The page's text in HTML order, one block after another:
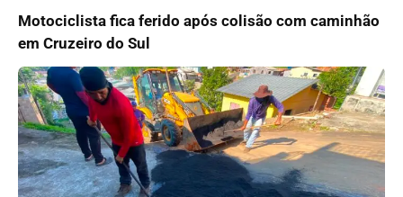
Motociclista fica ferido após colisão com caminhão
em Cruzeiro do Sul